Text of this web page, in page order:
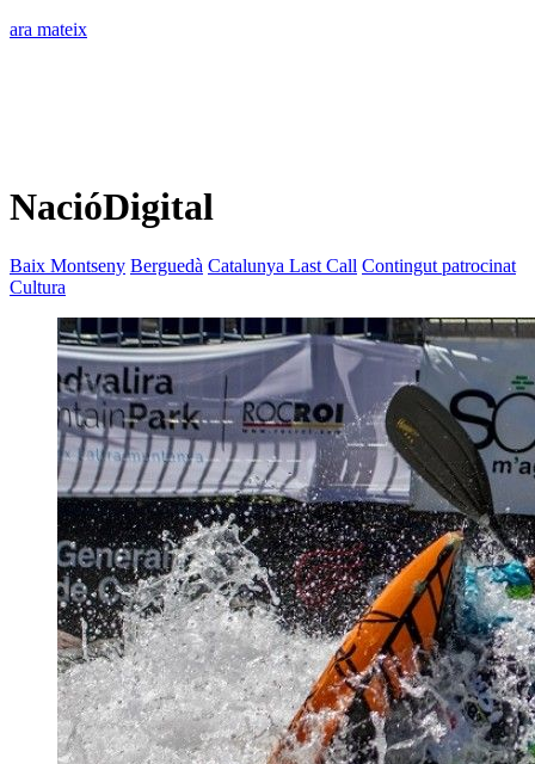
ara mateix
NacióDigital
Baix Montseny Berguedà Catalunya Last Call Contingut patrocinat
Cultura